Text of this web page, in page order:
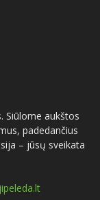
Siūlome aukštos
padedančius
– jūsų sveikata